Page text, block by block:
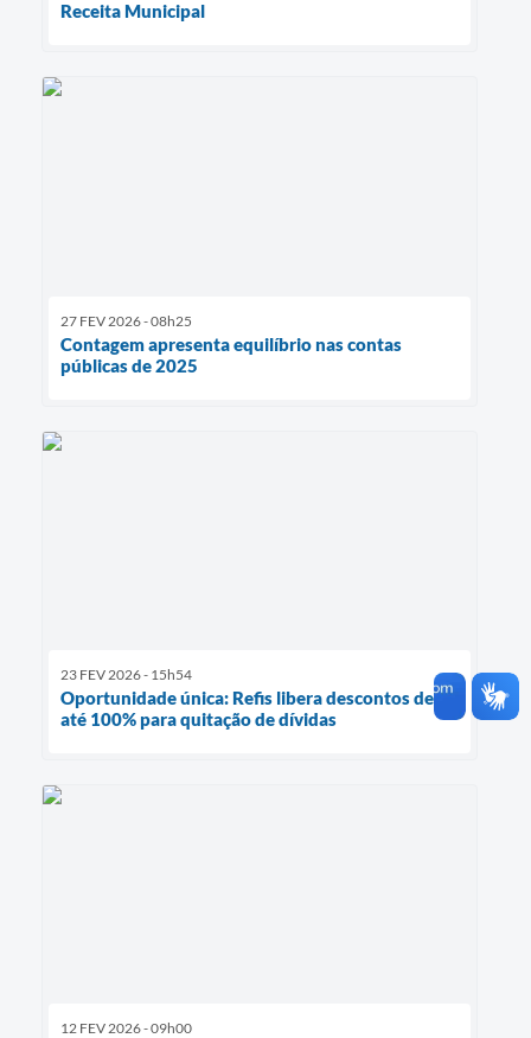
Receita Municipal
27 FEV 2026 - 08h25
Contagem apresenta equilíbrio nas contas
públicas de 2025
23 FEV 2026 - 15h54
Oportunidade única: Refis libera descontos de
até 100% para quitação de dívidas
12 FEV 2026 - 09h00